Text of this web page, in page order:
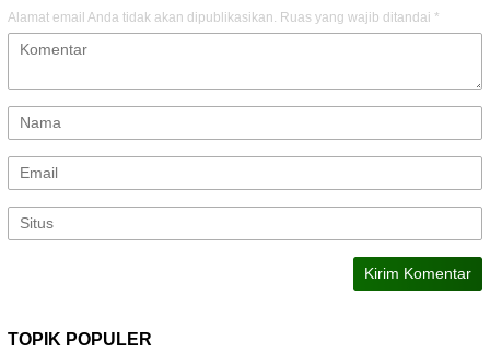
Alamat email Anda tidak akan dipublikasikan. Ruas yang wajib ditandai *
TOPIK POPULER